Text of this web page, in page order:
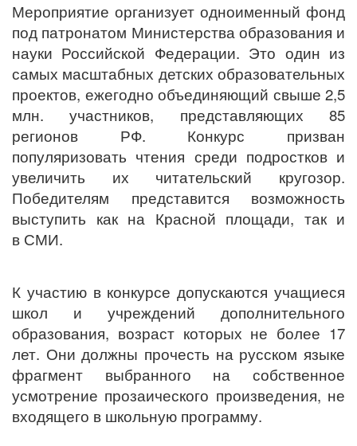
Мероприятие организует одноименный фонд
под патронатом Министерства образования и
науки Российской Федерации. Это один из
самых масштабных детских образовательных
проектов, ежегодно объединяющий свыше 2,5
млн. участников, представляющих 85
регионов РФ. Конкурс призван
популяризовать чтения среди подростков и
увеличить их читательский кругозор.
Победителям представится возможность
выступить как на Красной площади, так и
в СМИ.
К участию в конкурсе допускаются учащиеся
школ и учреждений дополнительного
образования, возраст которых не более 17
лет. Они должны прочесть на русском языке
фрагмент выбранного на собственное
усмотрение прозаического произведения, не
входящего в школьную программу.